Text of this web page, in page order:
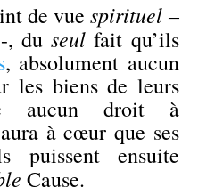
de vuespirituel –
-, duseul fait qu’ils
, absolument aucun
les biens de leurs
aucun droit à
à cœur que ses
puissent ensuite
Cause.